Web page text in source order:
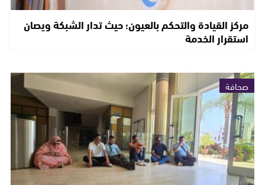
مركز القيادة والتحكم بالعيون؛ حيث تدار الشبكة ويصان
استقرار الخدمة
صحافة